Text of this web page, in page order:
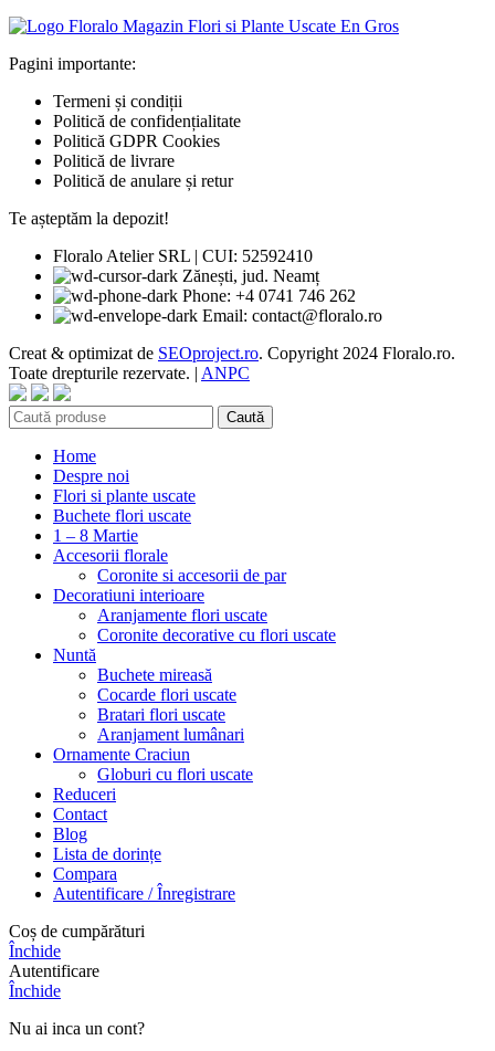
Pagini importante:
Termeni și condiții
Politică de confidențialitate
Politică GDPR Cookies
Politică de livrare
Politică de anulare și retur
Te așteptăm la depozit!
Floralo Atelier SRL | CUI: 52592410
Zănești, jud. Neamț
Phone: +4 0741 746 262
Email: contact@floralo.ro
Creat & optimizat de SEOproject.ro. Copyright 2024 Floralo.ro.
Toate drepturile rezervate. | ANPC
Caută
Home
Despre noi
Flori si plante uscate
Buchete flori uscate
1 – 8 Martie
Accesorii florale
Coronite si accesorii de par
Decoratiuni interioare
Aranjamente flori uscate
Coronite decorative cu flori uscate
Nuntă
Buchete mireasă
Cocarde flori uscate
Bratari flori uscate
Aranjament lumânari
Ornamente Craciun
Globuri cu flori uscate
Reduceri
Contact
Blog
Lista de dorințe
Compara
Autentificare / Înregistrare
Coș de cumpărături
Închide
Autentificare
Închide
Nu ai inca un cont?